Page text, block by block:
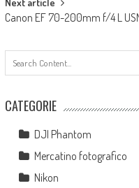
Canon EF 70-200mm f/4 L
CATEGORIE
DJI Phantom
Mercatino fotografico
Nikon